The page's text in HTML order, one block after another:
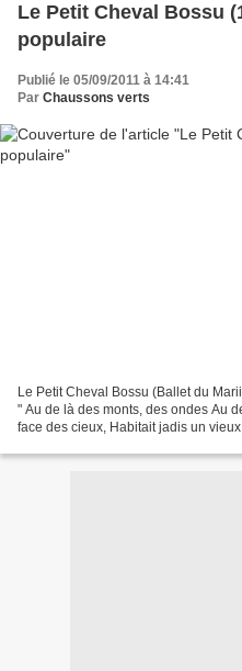
Le Petit Cheval Bossu
populaire
Publié le 05/09/2011 à 14:41
Par Chaussons verts
Le Petit Cheval Bossu (Ballet du
" Au de là des monts, des ondes Au
face des cieux, Habitait jadis un